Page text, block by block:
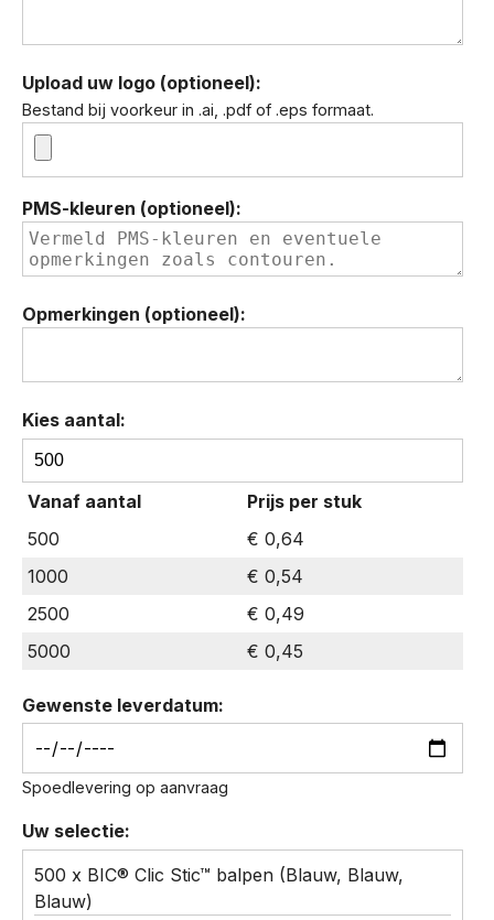
Upload uw logo (optioneel):
Bestand bij voorkeur in .ai, .pdf of .eps formaat.
PMS-kleuren (optioneel):
Opmerkingen (optioneel):
Kies aantal:
BIC®
Clic
Stic™
balpen
Vanaf aantal
Prijs per stuk
500
€ 0,64
1000
€ 0,54
2500
€ 0,49
5000
€ 0,45
Gewenste leverdatum:
Spoedlevering op aanvraag
Uw selectie:
500 x BIC® Clic Stic™ balpen (Blauw, Blauw,
Blauw)